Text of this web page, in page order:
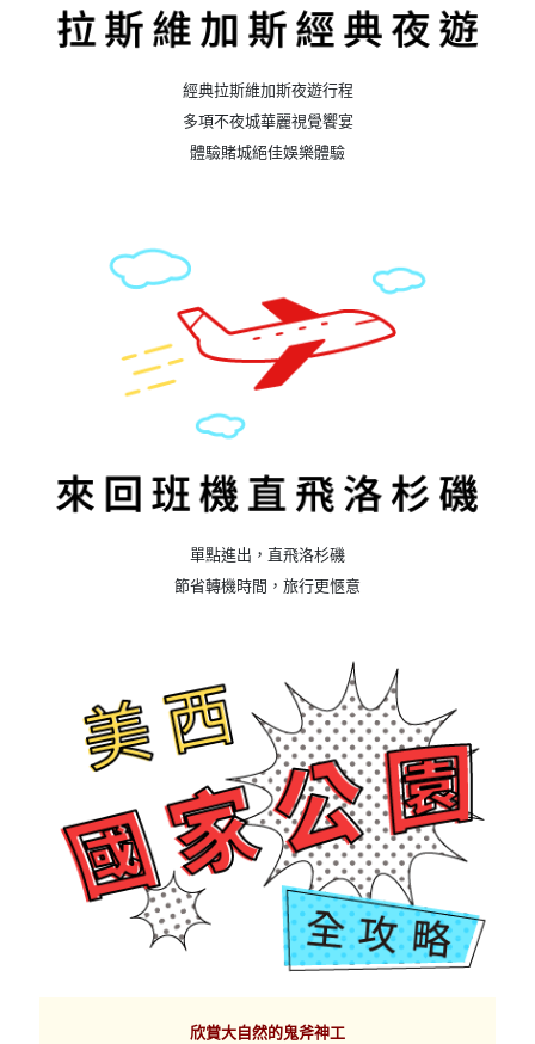
經典拉斯維加斯夜遊行程
多項不夜城華麗視覺饗宴
體驗賭城絕佳娛樂體驗
單點進出，直飛洛杉磯
節省轉機時間，旅行更愜意
欣賞大自然的鬼斧神工